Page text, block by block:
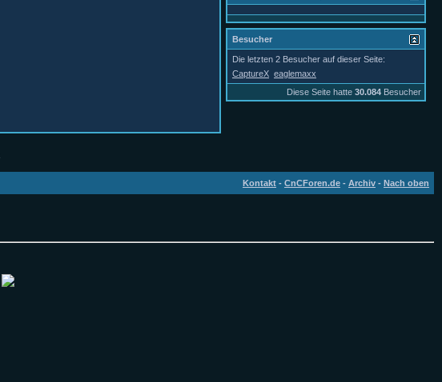
Besucher
Die letzten 2 Besucher auf dieser Seite:
CaptureX eaglemaxx
Diese Seite hatte 30.084 Besucher
Kontakt - CnCForen.de - Archiv - Nach oben